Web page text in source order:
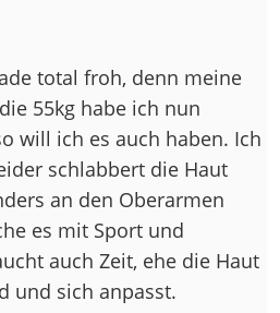
total froh, denn meine
55kg habe ich nun
will ich es auch haben. Ich
schlabbert die Haut
an den Oberarmen
es mit Sport und
auch Zeit, ehe die Haut
und sich anpasst.